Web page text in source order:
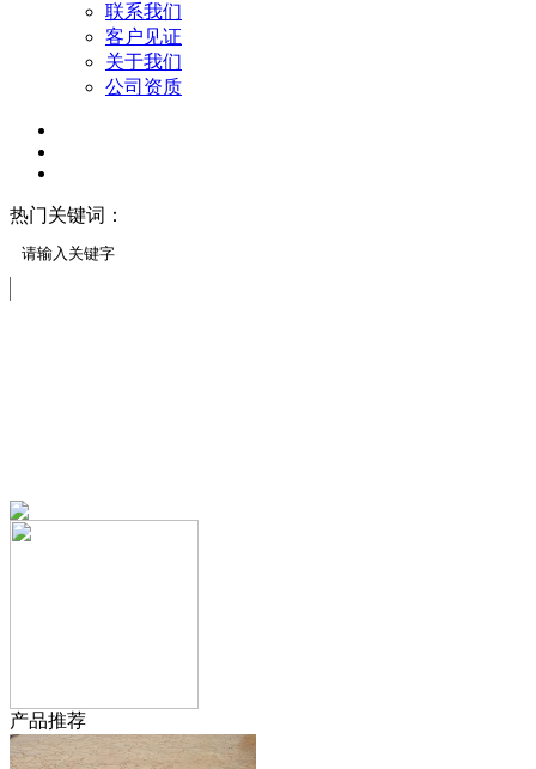
联系我们
客户见证
关于我们
公司资质
热门关键词：
产品推荐